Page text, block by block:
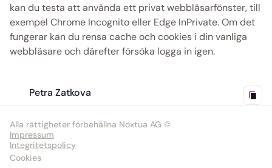
kan du testa att använda ett privat webbläsarfönster, till
exempel Chrome Incognito eller Edge InPrivate. Om det
fungerar kan du rensa cache och cookies i din vanliga
webbläsare och därefter försöka logga in igen.
Petra Zatkova
Alla rättigheter förbehållna Noxtua AG ©
Impressum
Integritetspolicy
Cookies